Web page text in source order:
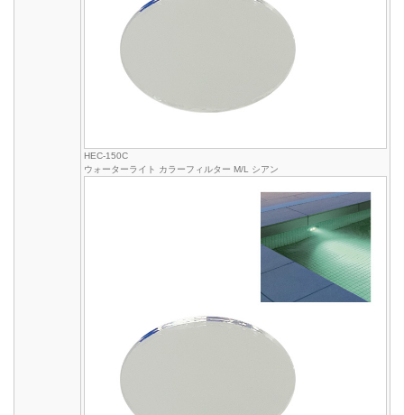
HEC-150C
ウォーターライト カラーフィルター M/L シアン